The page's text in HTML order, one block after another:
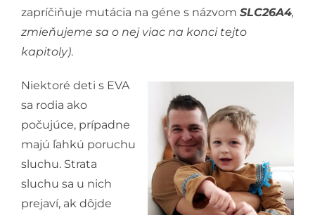
zapríčiňuje mutácia na géne s názvom SLC26A4,
zmieňujeme sa o nej viac na konci tejto
kapitoly).
Niektoré deti s EVA
sa rodia ako
počujúce, prípadne
majú ľahkú poruchu
sluchu. Strata
sluchu sa u nich
prejaví, ak dôjde